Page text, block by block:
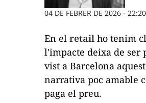
04 DE FEBRER DE 2026 - 22:20
En el retail ho tenim
l'impacte deixa de ser
vist a Barcelona
narrativa poc amable
paga el preu.